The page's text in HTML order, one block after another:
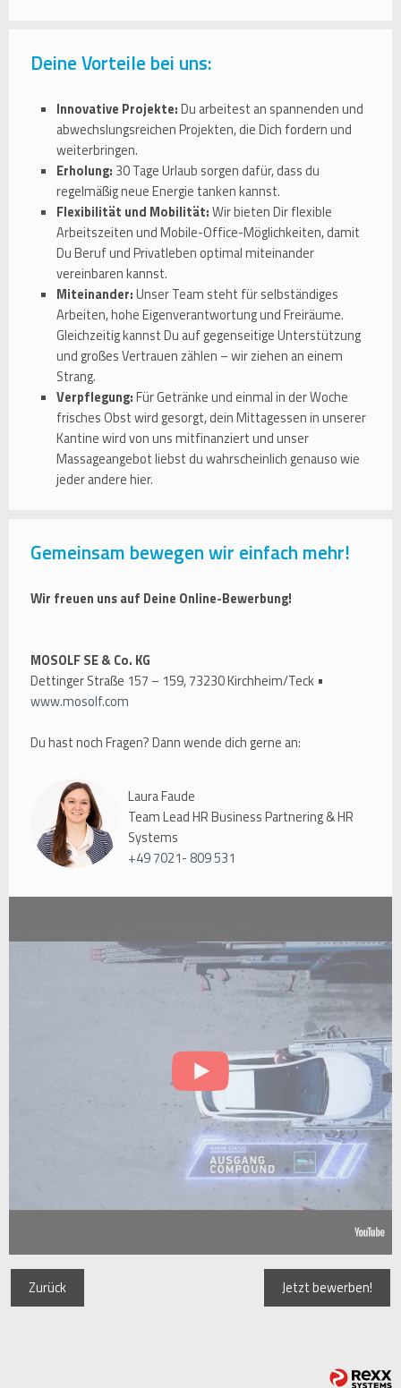
Deine Vorteile bei uns:
Innovative Projekte:Du arbeitest an spannenden und
abwechslungsreichen Projekten, die Dich fordern und
weiterbringen.
Erholung: 30 Tage Urlaub sorgen dafür, dass du
regelmäßig neue Energie tanken kannst.
Flexibilität und Mobilität:Wir bieten Dir flexible
Arbeitszeiten und Mobile-Office-Möglichkeiten, damit
Du Beruf und Privatleben optimal miteinander
vereinbaren kannst.
Miteinander:Unser Team steht für selbständiges
Arbeiten, hohe Eigenverantwortung und Freiräume.
Gleichzeitig kannst Du auf gegenseitige Unterstützung
und großes Vertrauen zählen – wir ziehen an einem
Strang.
Verpflegung:Für Getränke und einmal in der Woche
frisches Obst wird gesorgt, dein Mittagessen in unserer
Kantine wird von uns mitfinanziert und unser
Massageangebot liebst du wahrscheinlich genauso wie
jeder andere hier.
Gemeinsam bewegen wir einfach mehr!
Wir freuen uns auf Deine Online-Bewerbung!
MOSOLF SE & Co. KG
Dettinger Straße 157 – 159, 73230 Kirchheim/Teck •
www.mosolf.com
Du hast noch Fragen? Dann wende dich gerne an:
Laura Faude
Team Lead HR Business Partnering & HR
Systems
+49 7021- 809 531
Zurück Jetzt bewerben!